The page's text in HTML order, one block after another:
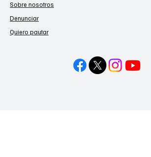
Sobre nosotros
Denunciar
Quiero pautar